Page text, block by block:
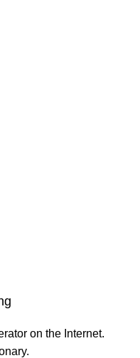
on the Internet.